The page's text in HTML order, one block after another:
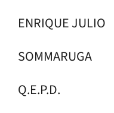
ENRIQUE JULIO
SOMMARUGA
Q.E.P.D.